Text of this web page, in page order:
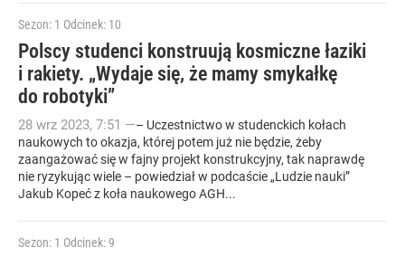
Sezon: 1 Odcinek: 10
Polscy studenci konstruują kosmiczne łaziki
i rakiety. „Wydaje się, że mamy smykałkę
do robotyki”
28 wrz 2023, 7:51 —– Uczestnictwo w studenckich kołach
naukowych to okazja, której potem już nie będzie, żeby
zaangażować się w fajny projekt konstrukcyjny, tak naprawdę
nie ryzykując wiele – powiedział w podcaście „Ludzie nauki”
Jakub Kopeć z koła naukowego AGH...
Sezon: 1 Odcinek: 9